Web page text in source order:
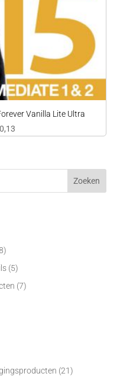
Vanilla Lite Ultra
(5)
(7)
(21)